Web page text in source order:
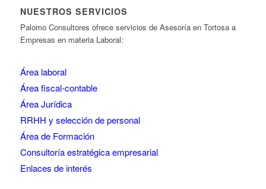
NUESTROS SERVICIOS
Palomo Consultores ofrece servicios de Asesoría en Tortosa a
Empresas en materia Laboral:
Área laboral
Área fiscal-contable
Área Jurídica
RRHH y selección de personal
Área de Formación
Consultoría estratégica empresarial
Enlaces de interés